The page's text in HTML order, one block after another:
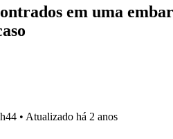
em uma
• Atualizado há 2 anos